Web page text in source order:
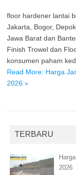
floor hardener lantai
Jakarta, Bogor,
Jawa Barat dan
Finish Trowel dan
konsumen paham
Read More: Harga
2026 »
TERBARU
2026